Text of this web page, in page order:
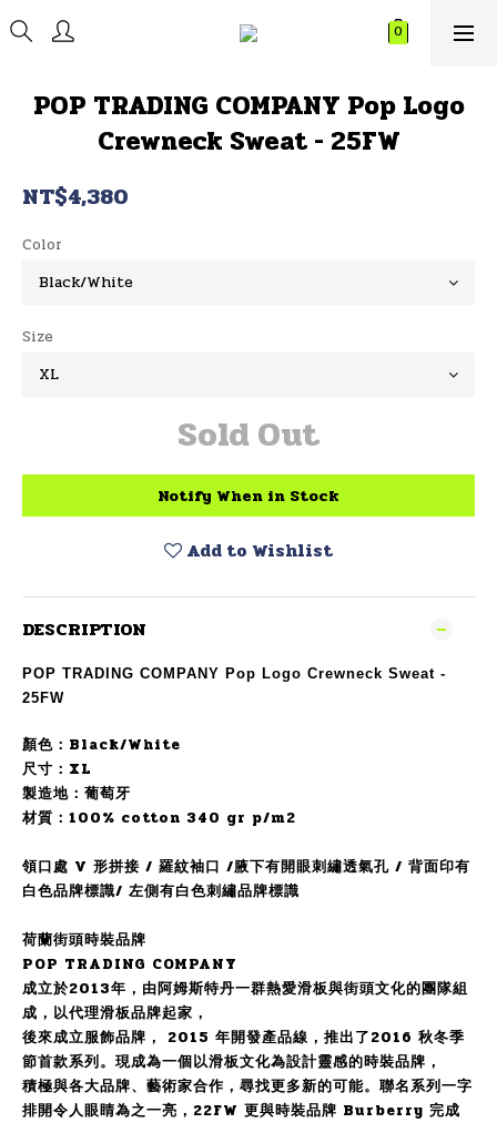
POP TRADING COMPANY Pop Logo
Crewneck Sweat - 25FW
NT$4,380
Color
Size
Sold Out
Notify When in Stock
Add to Wishlist
DESCRIPTION
POP TRADING COMPANY Pop Logo Crewneck Sweat -
25FW
顏色： Black/White
尺寸：XL
製造地：葡萄牙
材質：100% cotton 340 gr p/m2
領口處 V 形拼接 / 羅紋袖口 /腋下有開眼刺繡透氣孔 / 背面印有
白色品牌標識/ 左側有白色刺繡品牌標識
荷蘭街頭時裝品牌
POP TRADING COMPANY
成立於2013年，由阿姆斯特丹一群熱愛滑板與街頭文化的團隊組
成，以代理滑板品牌起家，
後來成立服飾品牌， 2015 年開發產品線，推出了2016 秋冬季
節首款系列。現成為一個以滑板文化為設計靈感的時裝品牌，
積極與各大品牌、藝術家合作，尋找更多新的可能。聯名系列一字
排開令人眼睛為之一亮，22FW 更與時裝品牌 Burberry 完成